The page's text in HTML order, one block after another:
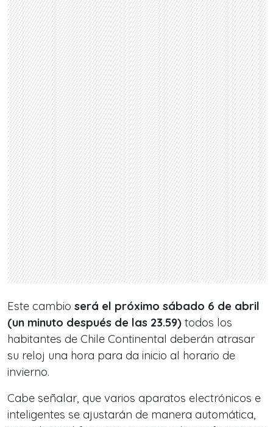
Este cambio será el próximo sábado 6 de abril
(un minuto después de las 23.59) todos los
habitantes de Chile Continental deberán atrasar
su reloj una hora para da inicio al horario de
invierno.
Cabe señalar, que varios aparatos electrónicos e
inteligentes se ajustarán de manera automática,